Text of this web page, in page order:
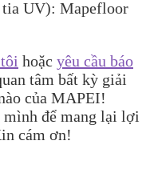
tia UV): Mapefloor
hoặc yêu cầu báo
tâm bất kỳ giải
của MAPEI!
mình để mang lại lợi
cám ơn!